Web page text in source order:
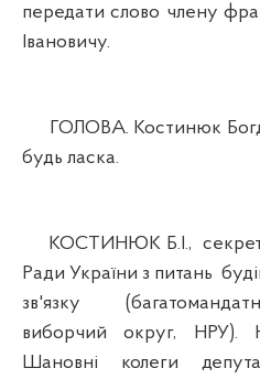
передати слово члену
Івановичу.
ГОЛОВА. Костинюк
будь ласка.
КОСТИНЮК Б.І.,
Ради України з питань
зв'язку
виборчий округ, НРУ).
Шановні колеги